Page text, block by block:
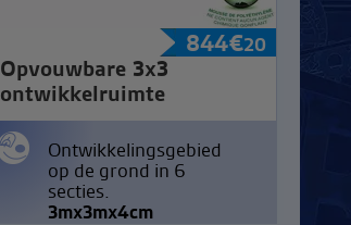
844€20
Opvouwbare 3x3
ontwikkelruimte
Ontwikkelingsgebied
op de grond in 6
secties.
3mx3mx4cm